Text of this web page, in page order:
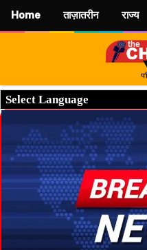
Home ताज़ातरीन राज्य